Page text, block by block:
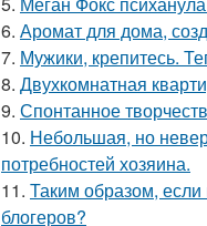
6. Аромат для дома,
7. Мужики, крепитесь.
8. Двухкомнатная
9. Спонтанное
10. Небольшая, но
потребностей хозяина.
11. Таким образом,
блогеров?